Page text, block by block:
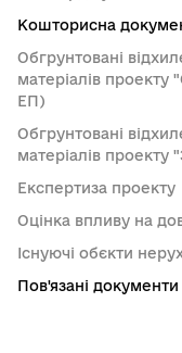
Кошторисна
Обгрунтовані
матеріалів
ЕП)
Обгрунтовані
матеріалів
Експертиза проекту
Оцінка впливу на
Існуючі обєкти
Пов'язані документи